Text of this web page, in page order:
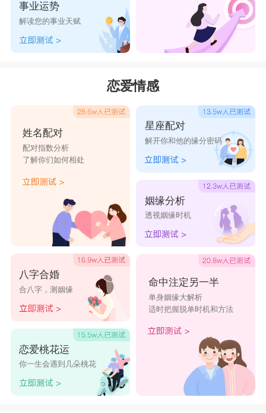
事业运势
解读您的事业天赋
恋爱情感
姓名配对
配对指数分析
了解你们如何相处
八字合婚
合八字，测姻缘
恋爱桃花运
你一生会遇到几朵桃花
星座配对
解开你和他的缘分密码
姻缘分析
透视姻缘时机
命中注定另一半
单身姻缘大解析
适时把握脱单时机和方法